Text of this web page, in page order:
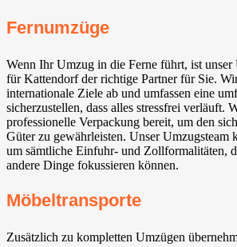
Fernumzüge
Wenn Ihr Umzug in die Ferne führt, ist unser
für Kattendorf der richtige Partner für Sie.
internationale Ziele ab und umfassen eine
sicherzustellen, dass alles stressfrei verläuft.
professionelle Verpackung bereit, um den
Güter zu gewährleisten. Unser Umzugsteam
um sämtliche Einfuhr- und Zollformalitäten,
andere Dinge fokussieren können.
Möbeltransporte
Zusätzlich zu kompletten Umzügen